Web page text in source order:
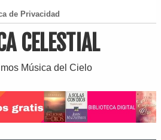
de Privacidad
CELESTIAL
Música del Cielo